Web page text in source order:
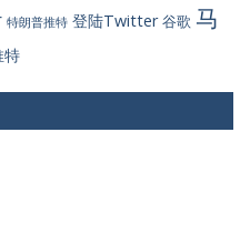
特朗普推特 登陆Twitter 谷歌 马
特